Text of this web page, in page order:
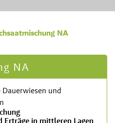
NA
NA
und
Erträge in mittleren Lagen